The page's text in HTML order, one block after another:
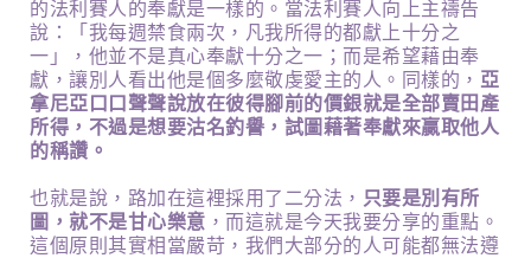
的法利賽人的奉獻是一樣的。當法利賽人向上主禱告
說：「我每週禁食兩次，凡我所得的都獻上十分之
一」，他並不是真心奉獻十分之一；而是希望藉由奉
獻，讓別人看出他是個多麼敬虔愛主的人。同樣的， 亞
拿尼亞口口聲聲說放在彼得腳前的價銀就是全部賣田產
所得，不過是想要沽名釣譽，試圖藉著奉獻來贏取他人
的稱讚。
也就是說，路加在這裡採用了二分法， 只要是別有所
圖，就不是甘心樂意 ，而這就是今天我要分享的重點。
這個原則其實相當嚴苛，我們大部分的人可能都無法遵